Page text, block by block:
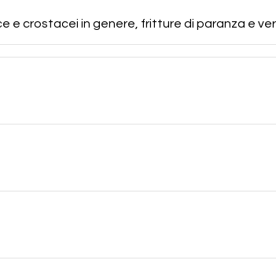
e crostacei in genere, fritture di paranza e